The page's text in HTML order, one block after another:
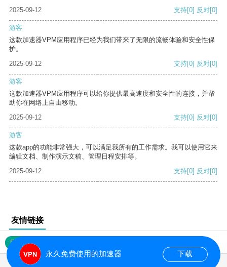
2025-09-12
支持[0] 反对[0]
游客
这款加速器VPM应用程序已经为我们带来了无限的流畅体验和安全性保
护。
2025-09-12
支持[0] 反对[0]
游客
这款加速器VPM应用程序可以给你提供最高速度和安全性的连接，并帮
助你在网络上自由移动。
2025-09-12
支持[0] 反对[0]
游客
这款app的功能非常强大，可以满足我所有的工作需求。我可以使用它来
编辑文档、制作演示文稿、管理日程安排等。
2025-09-12
支持[0] 反对[0]
友情链接
网站地图
永久免费使用的加速器 下载